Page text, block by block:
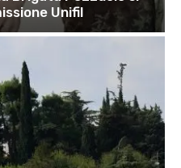
Unifil